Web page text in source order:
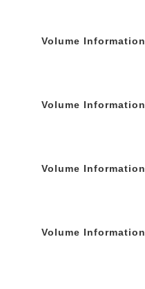
Volume Information
Volume Information
Volume Information
Volume Information